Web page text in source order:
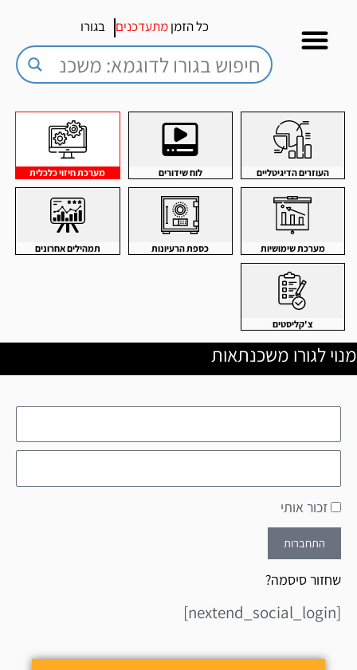
כל הזמןמתעדכנים בגורו
העוזרים הדיגיטליים לוח שידורים מערכת חיזוי כלכלית
מערכת שימושיות כספת הרעיונות תמהילים אחרונים
צ'קליסטים
מנוי לגורו משכנתאות
זכור אותי
התחברות
שחזור סיסמה?
[nextend_social_login]